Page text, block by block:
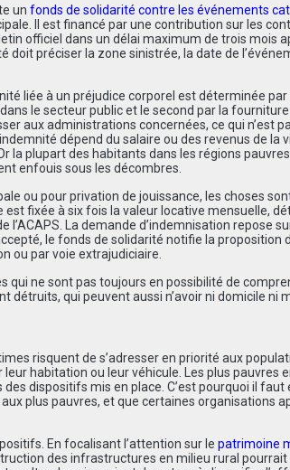
un fonds de solidarité contre les événements
Il est financé par une contribution sur les
officiel dans un délai maximum de trois mois
préciser la zone sinistrée, la date de
liée à un préjudice corporel est déterminée par
le secteur public et le second par la fourniture
aux administrations concernées, ce qui n’est
dépend du salaire ou des revenus de la
plupart des habitants dans les régions
enfouis sous les décombres.
ou pour privation de jouissance, les choses
fixée à six fois la valeur locative mensuelle,
La demande d’indemnisation repose
le fonds de solidarité notifie la proposition
ou par voie extrajudiciaire.
qui ne sont pas toujours en possibilité de
qui peuvent aussi n’avoir ni domicile ni
risquent de s’adresser en priorité aux
habitation ou leur véhicule. Les plus pauvres
dispositifs mis en place. C’est pourquoi il faut
plus pauvres, et que certaines organisations
En focalisant l’attention sur le patrimoine
des infrastructures en milieu rural pourrait